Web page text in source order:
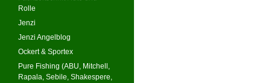
Rolle
Jenzi
Jenzi Angelblog
Ockert & Sportex
Pure Fishing (ABU, Mitchell,
Rapala, Sebile, Shakespere,